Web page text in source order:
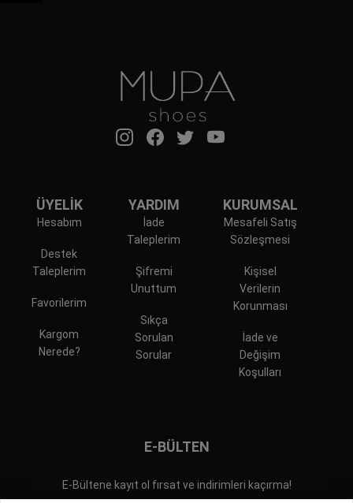
ÜYELİK
Hesabım
Destek
Taleplerim
Favorilerim
Kargom
Nerede?
YARDIM
İade
Taleplerim
Şifremi
Unuttum
Sıkça
Sorulan
Sorular
KURUMSAL
Mesafeli Satış
Sözleşmesi
Kişisel
Verilerin
Korunması
İade ve
Değişim
Koşulları
E-BÜLTEN
E-Bültene kayıt ol fırsat ve indirimleri kaçırma!